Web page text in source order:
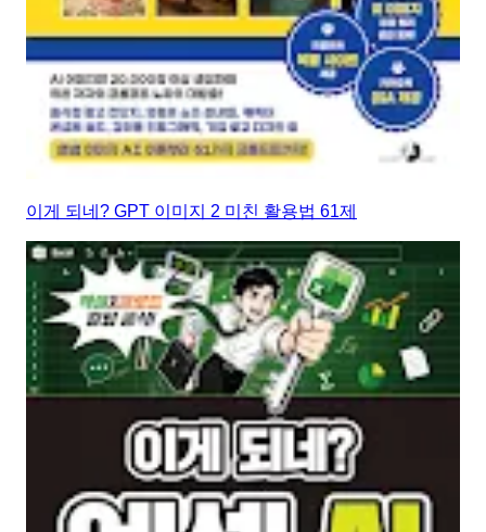
이게 되네? GPT 이미지 2 미친 활용법 61제